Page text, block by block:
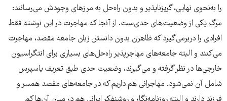
را به‌نحوی نهایی، گریزناپذیر و بدون راه‌حل به مرزهای وجودش می‌رسانند:
مرگ یکی از وضعیت‌های حدی‌ست. از آنجا که مهاجرت در این نوشته فقط
افرادی را دربرمی‌گیرد که ظاهرن بدون دانستن زبان جامعه مقصد، مهاجرت
می‌کنند و البته جامعه‌های مهاجرپذیر راه‌حل‌های بسیاری برای انتگراسیون
خارجی‌ها در نظر گرفته و می‌گیرند، وضعیت حدی طبق تعریف یاسپرس
شامل آن نمی‌شود. مهاجرانی هم داریم که در جامعه‌های مقصد همسر و